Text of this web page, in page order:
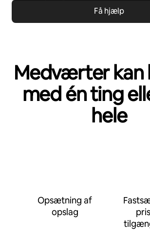
Få hjælp
Medværter
med én ting
hele
Opsætning af
opslag